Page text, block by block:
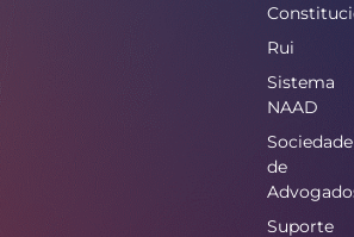
Rui
Sistema
NAAD
Sociedade
de
Suporte